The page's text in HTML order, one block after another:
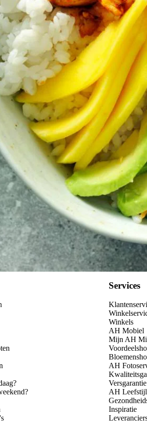
Kies producten
Services
Winkels
AH Mobiel
Mijn AH
AH
Versgarantie
AH Leefstijl
Inspiratie